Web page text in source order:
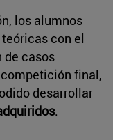
los alumnos
con el
de casos
final,
desarrollar
.